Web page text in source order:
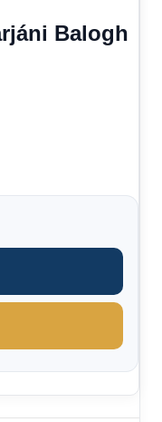
Balogh